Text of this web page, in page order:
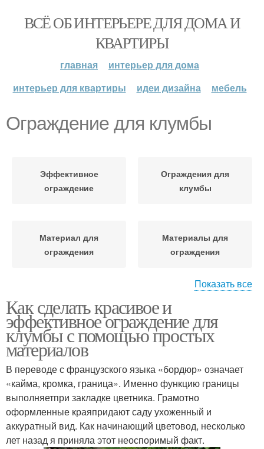
ВСЁ ОБ ИНТЕРЬЕРЕ ДЛЯ ДОМА И
КВАРТИРЫ
главная
интерьер для дома
интерьер для квартиры
идеи дизайна мебель
Ограждение для клумбы
Эффективное
ограждение
Ограждения для
клумбы
Материал для
ограждения
Материалы для
ограждения
Деревянное ограждение Ограждение для грядок
Пластиковое
ограждение
Лента для ограждения
Декоративные
ограждения
Садовые ограждения
Показать все
Как сделать красивое и
эффективное ограждение для
клумбы с помощью простых
материалов
В переводе с французского языка «бордюр» означает
«кайма, кромка, граница». Именно функцию границы
выполняетпри закладке цветника. Грамотно
оформленные краяпридают саду ухоженный и
аккуратный вид. Как начинающий цветовод, несколько
лет назад я приняла этот неоспоримый факт.